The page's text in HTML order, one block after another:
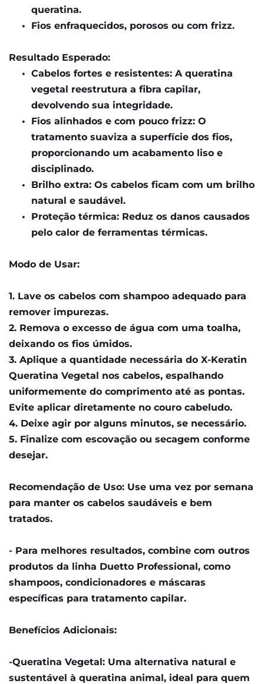
queratina.
Fios enfraquecidos, porosos ou com frizz.
Resultado Esperado:
Cabelos fortes e resistentes: A queratina
vegetal reestrutura a fibra capilar,
devolvendo sua integridade.
Fios alinhados e com pouco frizz: O
tratamento suaviza a superfície dos fios,
proporcionando um acabamento liso e
disciplinado.
Brilho extra: Os cabelos ficam com um brilho
natural e saudável.
Proteção térmica: Reduz os danos causados
pelo calor de ferramentas térmicas.
Modo de Usar:
1. Lave os cabelos com shampoo adequado para
remover impurezas.
2. Remova o excesso de água com uma toalha,
deixando os fios úmidos.
3. Aplique a quantidade necessária do X-Keratin
Queratina Vegetal nos cabelos, espalhando
uniformemente do comprimento até as pontas.
Evite aplicar diretamente no couro cabeludo.
4. Deixe agir por alguns minutos, se necessário.
5. Finalize com escovação ou secagem conforme
desejar.
Recomendação de Uso: Use uma vez por semana
para manter os cabelos saudáveis e bem
tratados.
- Para melhores resultados, combine com outros
produtos da linha Duetto Professional, como
shampoos, condicionadores e máscaras
específicas para tratamento capilar.
Benefícios Adicionais:
-Queratina Vegetal: Uma alternativa natural e
sustentável à queratina animal, ideal para quem